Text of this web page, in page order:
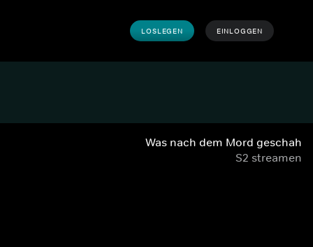
LOSLEGEN EINLOGGEN
Was nach dem Mord geschah
S2 streamen